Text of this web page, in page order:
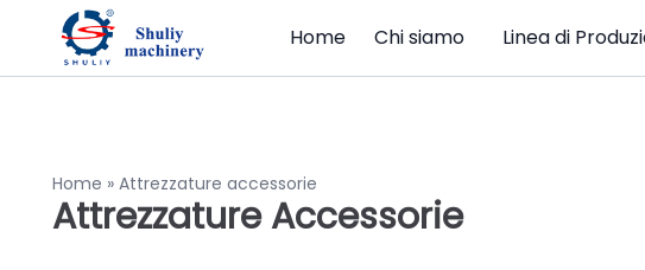
Home Chi siamo Linea di
Home » Attrezzature accessorie
Attrezzature Accessorie